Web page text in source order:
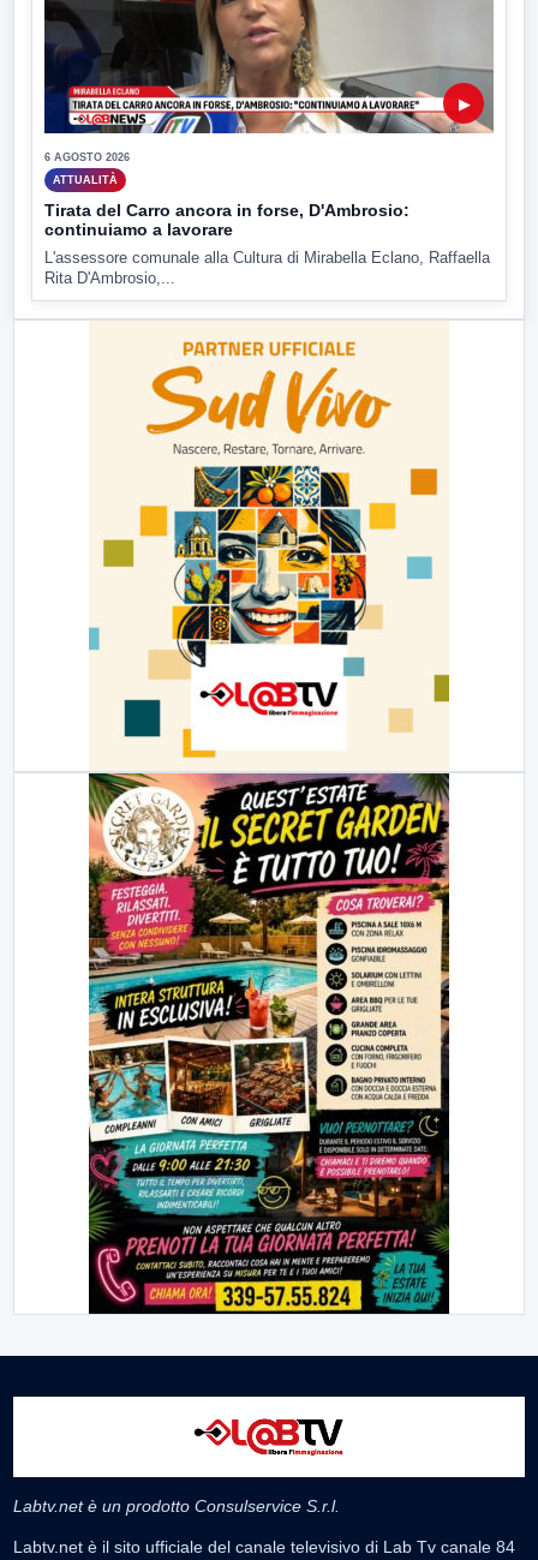
▶
6 AGOSTO 2026
ATTUALITÀ
Tirata del Carro ancora in forse, D'Ambrosio:
continuiamo a lavorare
L'assessore comunale alla Cultura di Mirabella Eclano, Raffaella
Rita D'Ambrosio,...
Labtv.net è un prodotto Consulservice S.r.l.
Labtv.net è il sito ufficiale del canale televisivo di Lab Tv canale 84